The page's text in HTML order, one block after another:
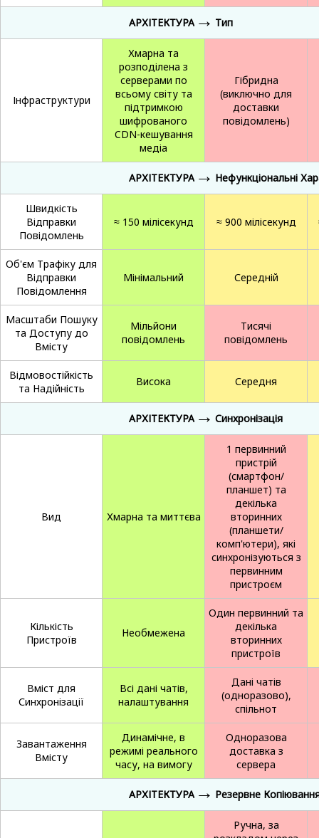
АРХІТЕКТУРА → Тип
Інфраструктури
Хмарна та
розподілена з
серверами по
всьому світу та
підтримкою
шифрованого
CDN-кешування
медіа
Гібридна
(виключно для
доставки
повідомлень)
АРХІТЕКТУРА → Нефункціональні
Швидкість
Відправки
Повідомлень
≈ 150 мілісекунд ≈ 900 мілісекунд
Об'єм Трафіку для
Відправки
Повідомлення
Мінімальний Середній
Масштаби Пошуку
та Доступу до
Вмісту
Мільйони
повідомлень
Тисячі
повідомлень
Відмовостійкість
та Надійність
Висока Середня
АРХІТЕКТУРА → Синхронізація
Вид Хмарна та миттєва
1 первинний
пристрій
(смартфон/
планшет) та
декілька
вторинних
(планшети/
комп'ютери), які
синхронізуються з
первинним
пристроєм
Кількість
Пристроїв
Необмежена
Один первинний та
декілька
вторинних
пристроїв
Вміст для
Синхронізації
Всі дані чатів,
налаштування
Дані чатів
(одноразово),
спільнот
Завантаження
Вмісту
Динамічне, в
режимі реального
часу, на вимогу
Одноразова
доставка з
сервера
АРХІТЕКТУРА → Резервне
Ручна, за